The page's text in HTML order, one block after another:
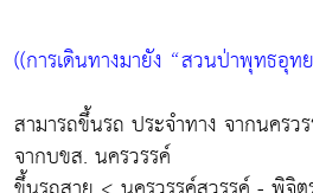
((การเดินทางมายัง “สวนป่าพุทธอุท
สามารถขึ้นรถ ประจำทาง จากนครว
จากบขส. นครวรรค์